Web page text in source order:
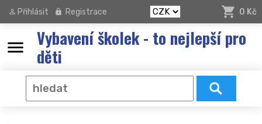
Přihlásit Registrace 0 Kč
menu
Vybavení školek - to nejlepší pro
děti